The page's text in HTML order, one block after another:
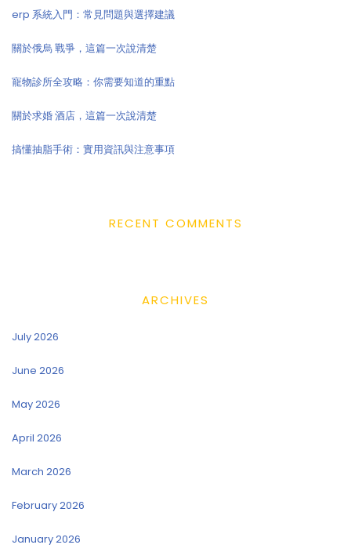
erp 系統入門：常見問題與選擇建議
關於俄烏 戰爭，這篇一次說清楚
寵物診所全攻略：你需要知道的重點
關於求婚 酒店，這篇一次說清楚
搞懂抽脂手術：實用資訊與注意事項
RECENT COMMENTS
ARCHIVES
July 2026
June 2026
May 2026
April 2026
March 2026
February 2026
January 2026